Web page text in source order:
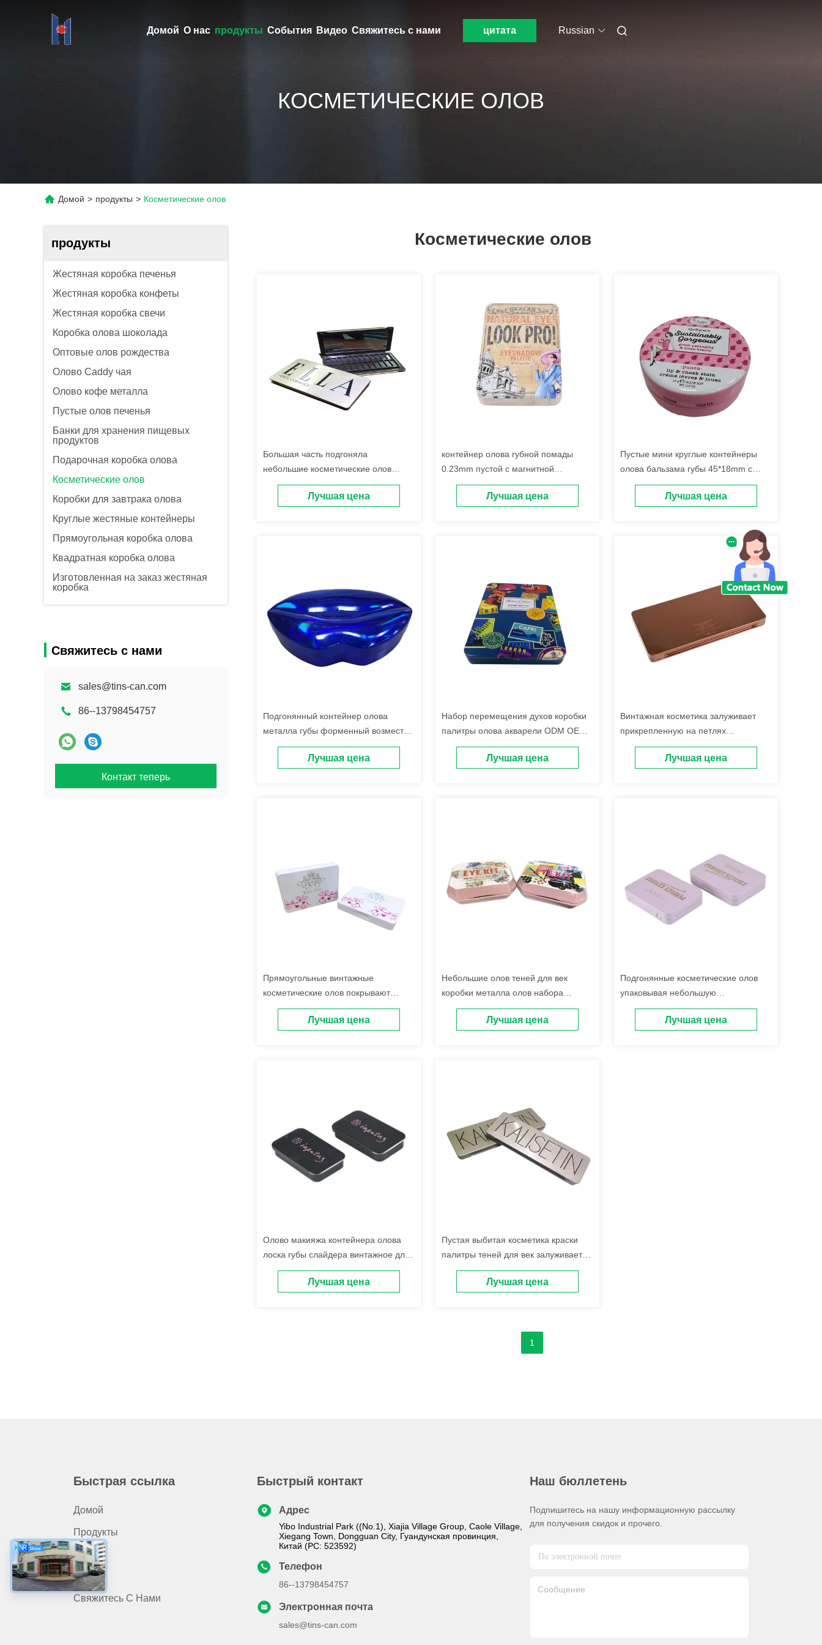
Домой О нас продукты События Видео Свяжитесь с нами цитата Russian
КОСМЕТИЧЕСКИЕ ОЛОВ
Домой > продукты > Косметические олов
продукты
Жестяная коробка печенья
Жестяная коробка конфеты
Жестяная коробка свечи
Коробка олова шоколада
Оптовые олов рождества
Олово Caddy чая
Олово кофе металла
Пустые олов печенья
Банки для хранения пищевых
продуктов
Подарочная коробка олова
Косметические олов
Коробки для завтрака олова
Круглые жестяные контейнеры
Прямоугольная коробка олова
Квадратная коробка олова
Изготовленная на заказ жестяная
коробка
Свяжитесь с нами
sales@tins-can.com
86--13798454757
Контакт теперь
Косметические олов
Большая часть подгоняла
небольшие косметические олов
глянцует олов теней для век финиша
Лучшая цена
контейнер олова губной помады
0.23mm пустой с магнитной
заключительной роскошной
косметической упаковкой олова
Лучшая цена
Пустые мини круглые контейнеры
олова бальзама губы 45*18mm с
крышкой винта
Лучшая цена
Подгонянный контейнер олова
металла губы форменный возместил
CMYK печатая контейнеры олова
косметическиеЛучшая цена
Набор перемещения духов коробки
палитры олова акварели ODM OEM
винтажный
Лучшая цена
Винтажная косметика залуживает
прикрепленную на петлях
контейнером коробку олова с
пластиковой палитрой и 20 лотками
Лучшая цена
Прямоугольные винтажные
косметические олов покрывают
пустые олов макияжа с зеркалом и
10 лоткамиЛучшая цена
Небольшие олов теней для век
коробки металла олов набора
перемещения косметические с
зеркалом и лотками
Лучшая цена
Подгонянные косметические олов
упаковывая небольшую
прямоугольную коробку олова
губной помады с прикрепленной на
Лучшая цена
Олово макияжа контейнера олова
лоска губы слайдера винтажное для
выдвиженческих подарков
Лучшая цена
Пустая выбитая косметика краски
палитры теней для век залуживает
случай с зеркалом и 12 лотками
Лучшая цена
1
Быстрая ссылка
Домой
Продукты
О Нас
Видео
Свяжитесь С Нами
Быстрый контакт
Адрес
Yibo Industrial Park ((No.1), Xiajia Village Group, Caole Village,
Xiegang Town, Dongguan City, Гуандунская провинция,
Китай (PC: 523592)
Телефон
86--13798454757
Электронная почта
sales@tins-can.com
Наш бюллетень
Подпишитесь на нашу информационную рассылку
для получения скидок и прочего.